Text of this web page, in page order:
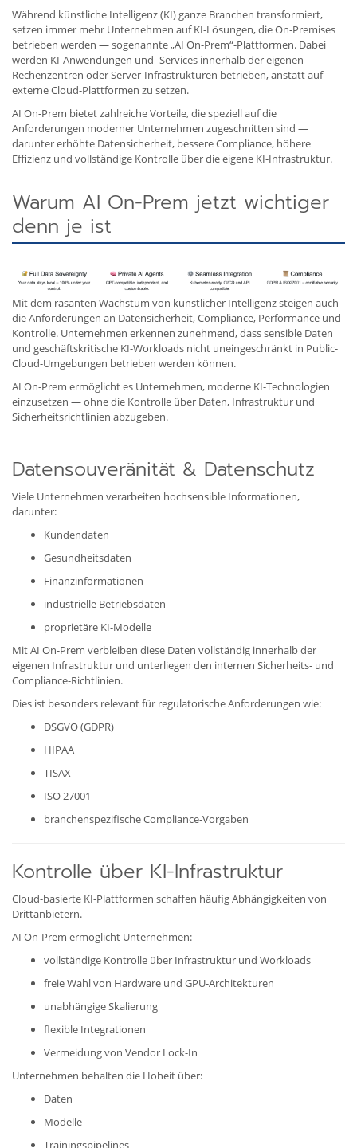
Während künstliche Intelligenz (KI) ganze Branchen transformiert,
setzen immer mehr Unternehmen auf KI-Lösungen, die On-Premises
betrieben werden — sogenannte „AI On-Prem“-Plattformen. Dabei
werden KI-Anwendungen und -Services innerhalb der eigenen
Rechenzentren oder Server-Infrastrukturen betrieben, anstatt auf
externe Cloud-Plattformen zu setzen.
AI On-Prem bietet zahlreiche Vorteile, die speziell auf die
Anforderungen moderner Unternehmen zugeschnitten sind —
darunter erhöhte Datensicherheit, bessere Compliance, höhere
Effizienz und vollständige Kontrolle über die eigene KI-Infrastruktur.
Warum AI On-Prem jetzt wichtiger
denn je ist
Mit dem rasanten Wachstum von künstlicher Intelligenz steigen auch
die Anforderungen an Datensicherheit, Compliance, Performance und
Kontrolle. Unternehmen erkennen zunehmend, dass sensible Daten
und geschäftskritische KI-Workloads nicht uneingeschränkt in Public-
Cloud-Umgebungen betrieben werden können.
AI On-Prem ermöglicht es Unternehmen, moderne KI-Technologien
einzusetzen — ohne die Kontrolle über Daten, Infrastruktur und
Sicherheitsrichtlinien abzugeben.
Datensouveränität & Datenschutz
Viele Unternehmen verarbeiten hochsensible Informationen,
darunter:
Kundendaten
Gesundheitsdaten
Finanzinformationen
industrielle Betriebsdaten
proprietäre KI-Modelle
Mit AI On-Prem verbleiben diese Daten vollständig innerhalb der
eigenen Infrastruktur und unterliegen den internen Sicherheits- und
Compliance-Richtlinien.
Dies ist besonders relevant für regulatorische Anforderungen wie:
DSGVO (GDPR)
HIPAA
TISAX
ISO 27001
branchenspezifische Compliance-Vorgaben
Kontrolle über KI-Infrastruktur
Cloud-basierte KI-Plattformen schaffen häufig Abhängigkeiten von
Drittanbietern.
AI On-Prem ermöglicht Unternehmen:
vollständige Kontrolle über Infrastruktur und Workloads
freie Wahl von Hardware und GPU-Architekturen
unabhängige Skalierung
flexible Integrationen
Vermeidung von Vendor Lock-In
Unternehmen behalten die Hoheit über:
Daten
Modelle
Trainingspipelines